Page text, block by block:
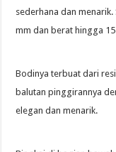
sederhana dan
mm dan berat hingga
Bodinya terbuat dari
balutan pinggirannya
elegan dan menarik.